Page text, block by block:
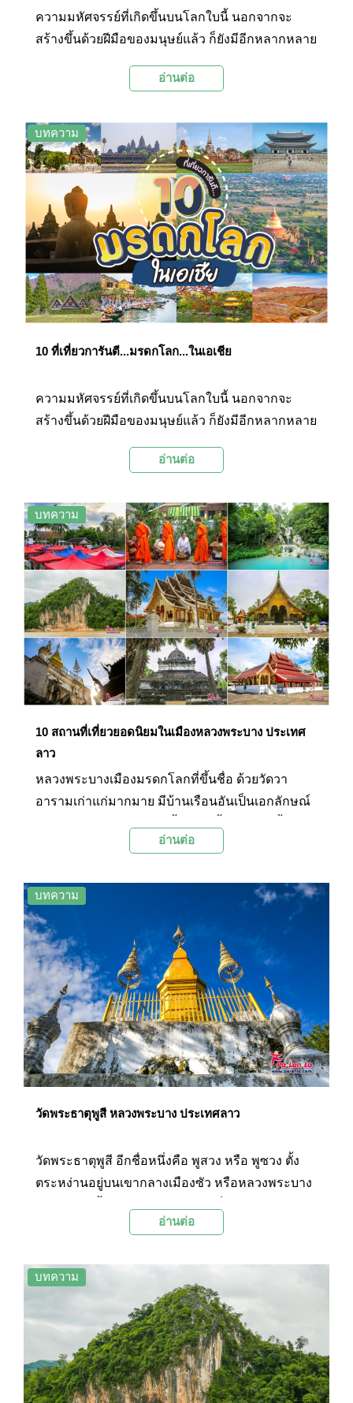
ความมหัศจรรย์ที่เกิดขึ้นบนโลกใบนี้ นอกจากจะ
สร้างขึ้นด้วยฝีมือของมนุษย์แล้ว ก็ยังมีอีกหลากหลาย
ใหญ่ และน่าทึ่งไม่แพ้กันเลยค่ะ วันนี้เราเลยจะพาไป
มรดกโลก จากองค์การยูเนสโก และยังเป็นสถานที่
ยอดฮิตที่ได้รับความนิยมจากท่องเที่ยวทั่วทุกมุมโลก
ค่ะ
อ่านต่อ
บทความ
10 ที่เที่ยวการันตี...มรดกโลก...ในเอเชีย
ความมหัศจรรย์ที่เกิดขึ้นบนโลกใบนี้ นอกจากจะ
สร้างขึ้นด้วยฝีมือของมนุษย์แล้ว ก็ยังมีอีกหลากหลาย
ใหญ่ และน่าทึ่งไม่แพ้กันเลยค่ะ วันนี้เราเลยจะพาไป
มรดกโลก จากองค์การยูเนสโก และยังเป็นสถานที่
ยอดฮิตที่ได้รับความนิยมจากท่องเที่ยวทั่วทุกมุมโลก
ค่ะ
อ่านต่อ
บทความ
10 สถานที่เที่ยวยอดนิยมในเมืองหลวงพระบาง ประเทศ
ลาว
หลวงพระบางเมืองมรดกโลกที่ขึ้นชื่อ ด้วยวัดวา
อารามเก่าแก่มากมาย มีบ้านเรือนอันเป็นเอกลักษณ์
ที่ไหลมาบรรจบกันท่ามกลางธรรมชาติอันอุดม
ชีวิตของชาวหลวงพระบางจึงทำให้ที่นี่กลายเป็นดิน
แดนแห่งความศรัทธา
อ่านต่อ
บทความ
วัดพระธาตุพูสี หลวงพระบาง ประเทศลาว
วัดพระธาตุพูสี อีกชื่อหนึ่งคือ พูสวง หรือ พูซวง ตั้ง
ตระหง่านอยู่บนเขากลางเมืองซัว หรือหลวงพระบาง
บางได้โดยรอบ และเห็นสายน้ำโขงยาวไปจนสุด
ขึ้นพูสี ก็เท่ากับว่าไม่ได้มาถึงหลวงพระบาง
อ่านต่อ
บทความ